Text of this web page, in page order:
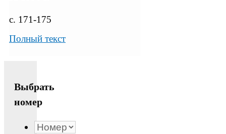
с. 171-175
Полный текст
Выбрать
номер